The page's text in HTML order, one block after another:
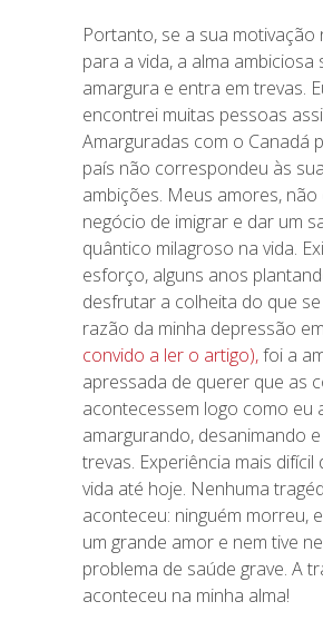
Portanto, se a sua motivação
para a vida, a alma ambiciosa
amargura e entra em trevas.
encontrei muitas pessoas
Amarguradas com o Canadá
país não correspondeu às
ambições. Meus amores, não
negócio de imigrar e dar um
quântico milagroso na vida.
esforço, alguns anos
desfrutar a colheita do que
razão da minha depressão
convido a ler o artigo),foi a
apressada de querer que as
acontecessem logo como eu
amargurando, desanimando e
trevas. Experiência mais difícil
vida até hoje. Nenhuma
aconteceu: ninguém morreu,
um grande amor e nem tive
problema de saúde grave. A
aconteceu na minha alma!